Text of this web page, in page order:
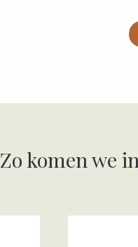
Zo komen we